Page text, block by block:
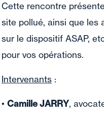
Cette rencontre
site pollué, ainsi que les
sur le dispositif ASAP,
pour vos opérations.
Intervenants :
• Camille JARRY,